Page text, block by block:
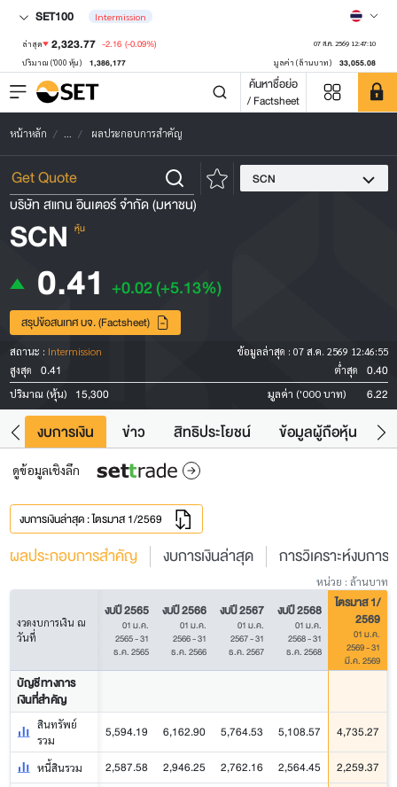
SET100 Intermission
ล่าสุด 2,323.77 -2.16 (-0.09%) 07 ส.ค. 2569 12:47:10
ปริมาณ ('000 หุ้น) 1,386,177 มูลค่า (ล้านบาท) 33,055.08
ค้นหาชื่อย่อ
/ Factsheet
หน้าหลัก ... ผลประกอบการสำคัญ
SCN
บริษัท สแกน อินเตอร์ จำกัด (มหาชน)
SCN หุ้น
0.41 +0.02(+5.13%)
สรุปข้อสนเทศ บจ. (Factsheet)
สถานะ : Intermission ข้อมูลล่าสุด : 07 ส.ค. 2569 12:46:55
สูงสุด
0.41 ต่ำสุด 0.40
ปริมาณ (หุ้น) 15,300 มูลค่า ('000 บาท) 6.22
งบการเงิน ข่าว สิทธิประโยชน์ ข้อมูลผู้ถือหุ้น
ดูข้อมูลเชิงลึก
งบการเงินล่าสุด : ไตรมาส 1/2569
ผลประกอบการสำคัญ งบการเงินล่าสุด การวิเคราะห์งบการ
หน่วย : ล้านบาท
งวดงบการเงิน ณ
วันที่
งบปี 2565
01 ม.ค.
2565 - 31
ธ.ค. 2565
งบปี 2566
01 ม.ค.
2566 - 31
ธ.ค. 2566
งบปี 2567
01 ม.ค.
2567 - 31
ธ.ค. 2567
งบปี 2568
01 ม.ค.
2568 - 31
ธ.ค. 2568
ไตรมาส 1/
2569
01 ม.ค.
2569 - 31
มี.ค. 2569
บัญชีทางการ
เงินที่สำคัญ
สินทรัพย์
รวม
5,594.19 6,162.90 5,764.53 5,108.57 4,735.27
หนี้สินรวม 2,587.58 2,946.25 2,762.16 2,564.45 2,259.37